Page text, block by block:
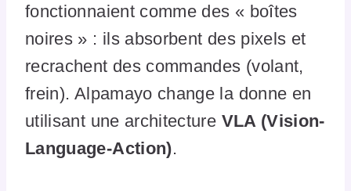
fonctionnaient comme des « boîtes
noires » : ils absorbent des pixels et
recrachent des commandes (volant,
frein). Alpamayo change la donne en
utilisant une architecture VLA (Vision-
Language-Action).